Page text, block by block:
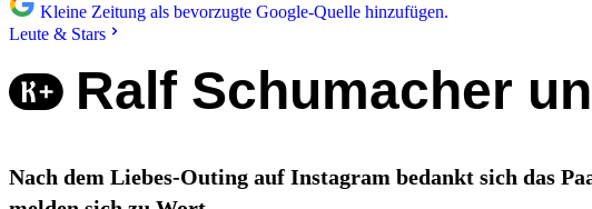
Kleine Zeitung als bevorzugte Google-Quelle hinzufügen.
Leute & Stars
Ralf Schumacher
Nach dem Liebes-Outing auf Instagram bedankt sich das